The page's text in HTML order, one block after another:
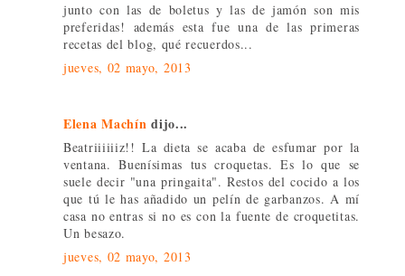
junto con las de boletus y las de jamón son mis
preferidas! además esta fue una de las primeras
recetas del blog, qué recuerdos...
jueves, 02 mayo, 2013
Elena Machín dijo...
Beatriiiiiiz!! La dieta se acaba de esfumar por la
ventana. Buenísimas tus croquetas. Es lo que se
suele decir "una pringaita". Restos del cocido a los
que tú le has añadido un pelín de garbanzos. A mí
casa no entras si no es con la fuente de croquetitas.
Un besazo.
jueves, 02 mayo, 2013